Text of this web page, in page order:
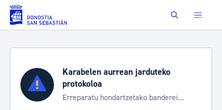
Eduki nagusira joan Buscar
Karabelen aurrean jarduteko
protokoloa
Erreparatu hondartzetako banderei